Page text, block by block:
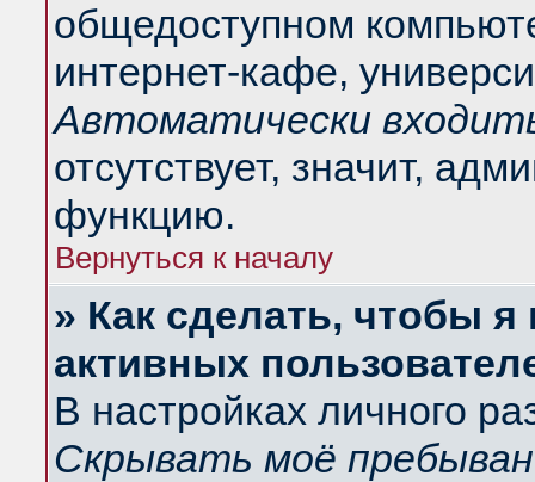
общедоступном
интернет-кафе,
Автоматически
отсутствует, значит,
функцию.
Вернуться к началу
» Как сделать, чтобы
активных
В настройках личного
Скрывать моё